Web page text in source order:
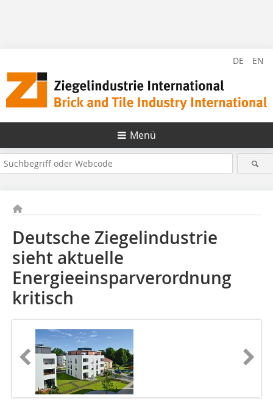
DE EN
Menü
Deutsche Ziegelindustrie
sieht aktuelle
Energieeinsparverordnung
kritisch